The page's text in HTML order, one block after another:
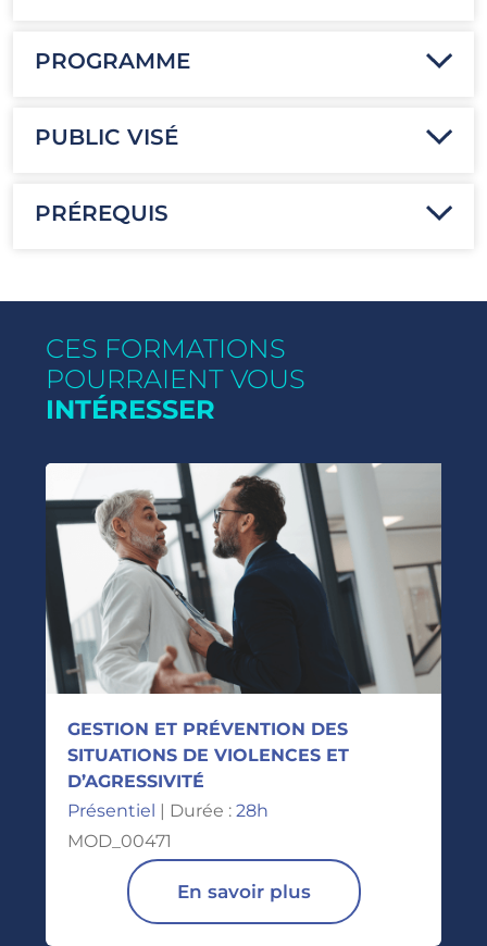
PROGRAMME
PUBLIC VISÉ
PRÉREQUIS
CES FORMATIONS
POURRAIENT VOUS
INTÉRESSER
GESTION ET PRÉVENTION DES
SITUATIONS DE VIOLENCES ET
D’AGRESSIVITÉ
Présentiel | Durée : 28h
MOD_00471
En savoir plus